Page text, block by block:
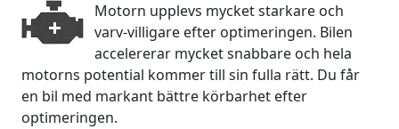
Motorn upplevs mycket starkare och
varv-villigare efter optimeringen. Bilen
accelererar mycket snabbare och hela
motorns potential kommer till sin fulla rätt. Du får
en bil med markant bättre körbarhet efter
optimeringen.